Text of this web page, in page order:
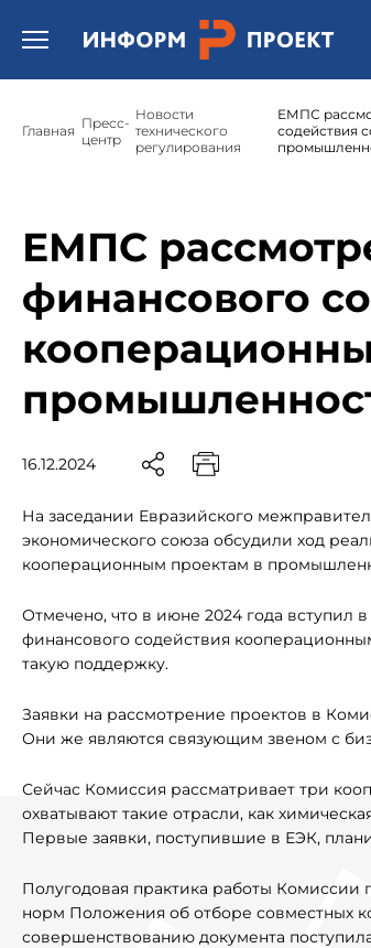
Открыть бургер меню.
Главная Пресс-
центр
Новости
технического
регулирования
ЕМПС
содействия
ЕМПС
финансового
16.12.2024
На заседании Евразийского
экономического союза обсудили ход
кооперационным проектам в
Отмечено, что в июне 2024 года вступил
финансового содействия
такую поддержку.
Заявки на рассмотрение проектов в
Они же являются связующим звеном с
Сейчас Комиссия рассматривает три
охватывают такие отрасли, как
Первые заявки, поступившие в ЕЭК,
Полугодовая практика работы Комиссии
норм Положения об отборе совместных
совершенствованию документа